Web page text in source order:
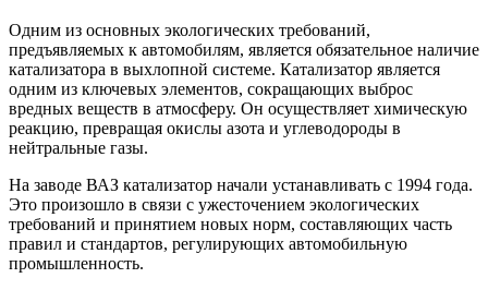
Одним из основных экологических требований,
предъявляемых к автомобилям, является обязательное наличие
катализатора в выхлопной системе. Катализатор является
одним из ключевых элементов, сокращающих выброс
вредных веществ в атмосферу. Он осуществляет химическую
реакцию, превращая окислы азота и углеводороды в
нейтральные газы.
На заводе ВАЗ катализатор начали устанавливать с 1994 года.
Это произошло в связи с ужесточением экологических
требований и принятием новых норм, составляющих часть
правил и стандартов, регулирующих автомобильную
промышленность.